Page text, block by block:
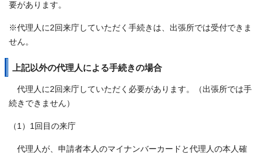
要があります。
※代理人に2回来庁していただく手続きは、出張所では受付できま
せん。
上記以外の代理人による手続きの場合
代理人に2回来庁していただく必要があります。（出張所では手
続きできません）
（1）1回目の来庁
代理人が、申請者本人のマイナンバーカードと代理人の本人確